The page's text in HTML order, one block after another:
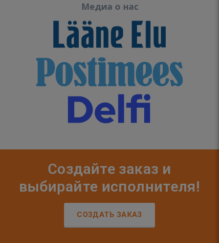
Медиа о нас
Создайте заказ и
выбирайте исполнителя!
СОЗДАТЬ ЗАКАЗ